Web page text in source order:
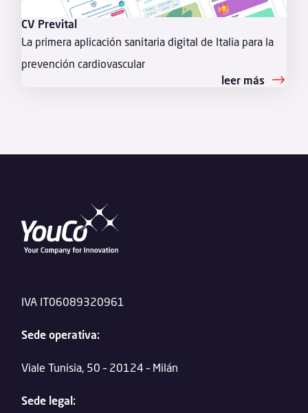
CV Prevital
La primera aplicación sanitaria digital de Italia para la
prevención cardiovascular
leer más
IVA IT06089320961
Sede operativa:
Viale Tunisia, 50 – 20124 – Milán
Sede legal: